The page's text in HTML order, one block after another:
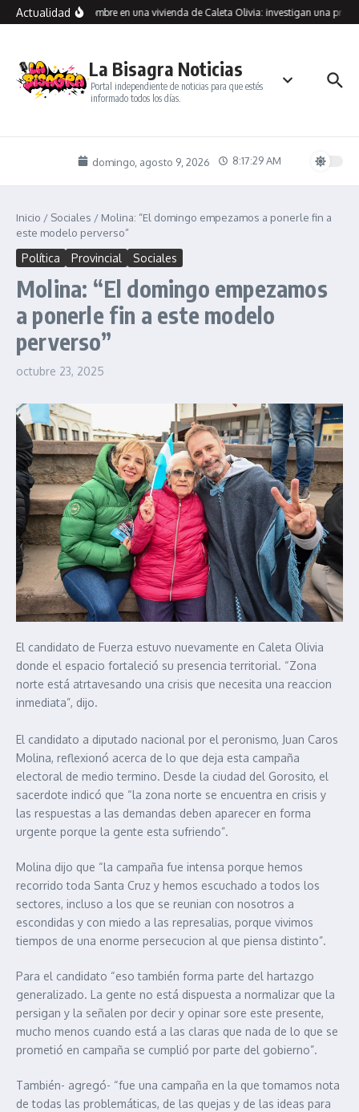
Saltar al contenido
Actualidad
muerto a un hombre en una vivienda de Caleta Olivia: investigan una
La Bisagra Noticias
Portal independiente de noticias para que estés
informado todos los días.
domingo, agosto 9, 2026 8:17:29 AM
Inicio / Sociales / Molina: “El domingo empezamos a ponerle fin a
este modelo perverso”
Política Provincial Sociales
Molina: “El domingo empezamos
a ponerle fin a este modelo
perverso”
octubre 23, 2025
El candidato de Fuerza estuvo nuevamente en Caleta Olivia
donde el espacio fortaleció su presencia territorial. “Zona
norte está atrtavesando una crisis que necesita una reaccion
inmediata”, dijo.
El candidato a diputado nacional por el peronismo, Juan Caros
Molina, reflexionó acerca de lo que deja esta campaña
electoral de medio termino. Desde la ciudad del Gorosito, el
sacerdote indicó que “la zona norte se encuentra en crisis y
las respuestas a las demandas deben aparecer en forma
urgente porque la gente esta sufriendo”.
Molina dijo que “la campaña fue intensa porque hemos
recorrido toda Santa Cruz y hemos escuchado a todos los
sectores, incluso a los que se reunian con nosotros a
escondidas y con miedo a las represalias, porque vivimos
tiempos de una enorme persecucion al que piensa distinto”.
Para el candidato “eso también forma parte del hartazgo
generalizado. La gente no está dispuesta a normalizar que la
persigan y la señalen por decir y opinar sore este presente,
mucho menos cuando está a las claras que nada de lo que se
prometió en campaña se cumplió por parte del gobierno”.
También- agregó- “fue una campaña en la que tomamos nota
de todas las problemáticas, de las quejas y de las ideas para